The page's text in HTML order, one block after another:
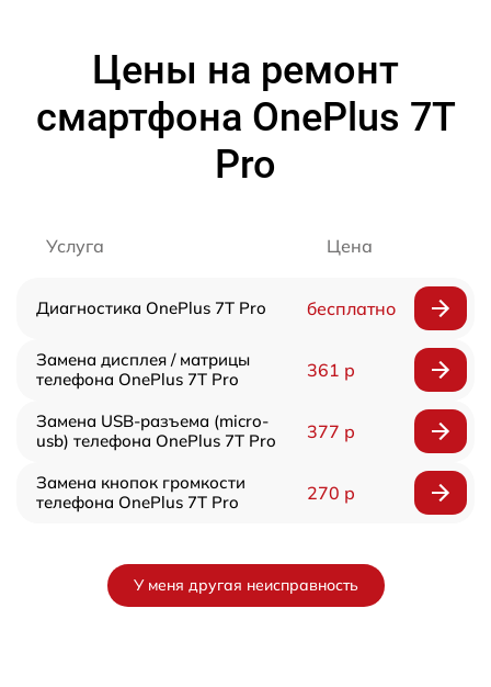
Цены на ремонт
смартфона OnePlus 7T
Pro
Услуга Цена
Диагностика OnePlus 7T Pro бесплатно
Замена дисплея / матрицы
телефона OnePlus 7T Pro
361 р
Замена USB-разъема (micro-
usb) телефона OnePlus 7T Pro
377 р
Замена кнопок громкости
телефона OnePlus 7T Pro
270 р
У меня другая неисправность